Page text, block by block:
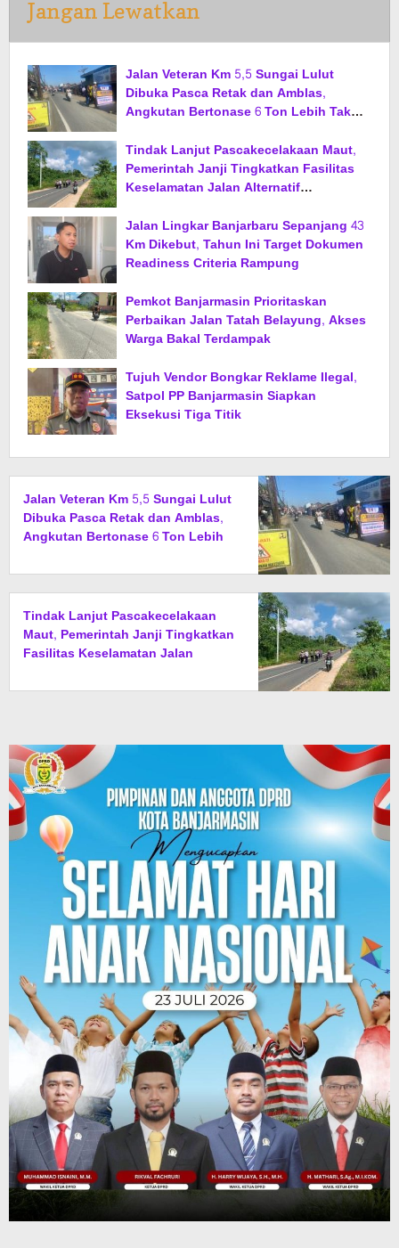
Jangan Lewatkan
Jalan Veteran Km 5,5 Sungai Lulut
Dibuka Pasca Retak dan Amblas,
Angkutan Bertonase 6 Ton Lebih Tak
Tindak Lanjut Pascakecelakaan Maut,
Pemerintah Janji Tingkatkan Fasilitas
Keselamatan Jalan Alternatif
Jalan Lingkar Banjarbaru Sepanjang 43
Km Dikebut, Tahun Ini Target Dokumen
Readiness Criteria Rampung
Pemkot Banjarmasin Prioritaskan
Perbaikan Jalan Tatah Belayung, Akses
Warga Bakal Terdampak
Tujuh Vendor Bongkar Reklame Ilegal,
Satpol PP Banjarmasin Siapkan
Eksekusi Tiga Titik
Jalan Veteran Km 5,5 Sungai Lulut
Dibuka Pasca Retak dan Amblas,
Angkutan Bertonase 6 Ton Lebih
Tindak Lanjut Pascakecelakaan
Maut, Pemerintah Janji Tingkatkan
Fasilitas Keselamatan Jalan